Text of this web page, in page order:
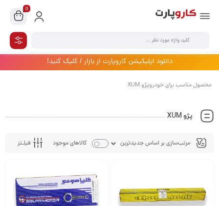
0
دانلود اپلیکیشن کاروپارت از بازار / کلیک کنید!
محصول مناسب برای خودروپژو XUM
پژو XUM
فیلـتر کالاهای موجود